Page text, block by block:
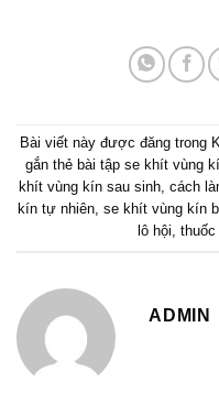
Bài viết này được đăng trong
gắn thẻ bài tập se khít vùng
khít vùng kín sau sinh cách
kín tự nhiên, se khít vùng kín
lô hội
ADMIN